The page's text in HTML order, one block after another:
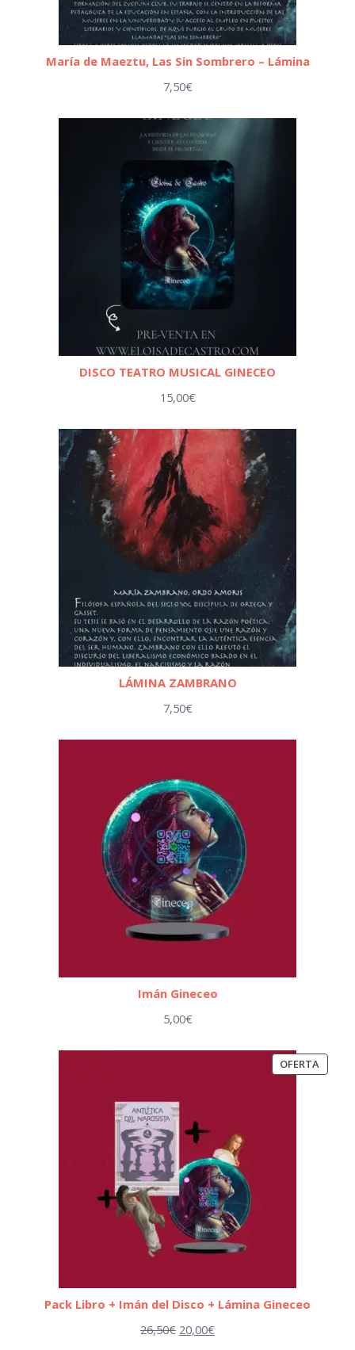
María de Maeztu, Las Sin Sombrero – Lámina
7,50€
DISCO TEATRO MUSICAL GINECEO
15,00€
LÁMINA ZAMBRANO
7,50€
Imán Gineceo
5,00€
OFERTA
EN
Pack Libro + Imán del Disco + Lámina Gineceo
26,50€ El
20,00€El